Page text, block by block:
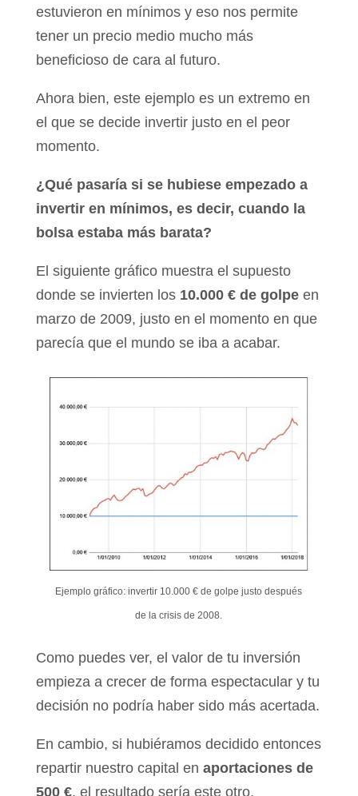
estuvieron en mínimos y eso nos permite
tener un precio medio mucho más
beneficioso de cara al futuro.
Ahora bien, este ejemplo es un extremo en
el que se decide invertir justo en el peor
momento.
¿Qué pasaría si se hubiese empezado a
invertir en mínimos, es decir, cuando la
bolsa estaba más barata?
El siguiente gráfico muestra el supuesto
donde se invierten los 10.000 € de golpeen
marzo de 2009, justo en el momento en que
parecía que el mundo se iba a acabar.
Ejemplo gráfico: invertir 10.000 € de golpe justo después
de la crisis de 2008.
Como puedes ver, el valor de tu inversión
empieza a crecer de forma espectacular y tu
decisión no podría haber sido más acertada.
En cambio, si hubiéramos decidido entonces
repartir nuestro capital en aportaciones de
500 €, el resultado sería este otro.